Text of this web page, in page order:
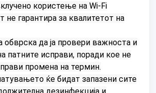
користење на Wi-Fi
не гарантира за квалитетот на
да ја провери важноста и
патните исправи, поради кое не
промена на термин.
ќе бидат запазени сите